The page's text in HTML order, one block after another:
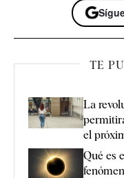
TE
La
el
Qué es